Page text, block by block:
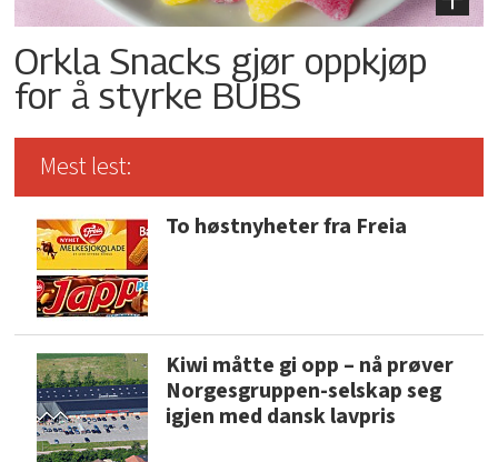
Orkla Snacks gjør oppkjøp
for å styrke BUBS
Mest lest:
To høstnyheter fra Freia
Kiwi måtte gi opp – nå prøver
Norgesgruppen-selskap seg
igjen med dansk lavpris